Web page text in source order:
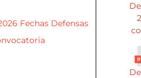
Fechas Defensas